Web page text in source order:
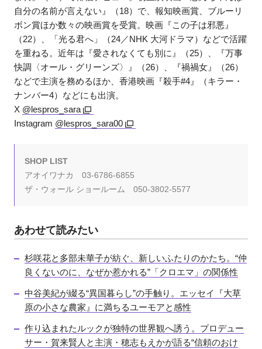
自分の名前が言えない』（18）で、報知映画賞、ブルーリ
ボン賞ほか数々の映画賞を受賞。映画『この子は邪悪』
（22）、「光る君へ」（24／NHK 大河ドラマ）などで活躍
を重ねる。近年は『愛されなくても別に』（25）、『万事
快調〈オール・グリーンズ〉』（26）、『禍禍女』（26）
などで主演を務めるほか、香港映画『殺手#4』（キラー・
ナンバー4）などにも出演。
X @lespros_sara
Instagram @lespros_sara00
SHOP LIST
アオイワナカ 03-6786-6855
ザ・ウォール ショールーム 050-3802-5577
あわせて読みたい
杉咲花と多部未華子が紡ぐ、新しいふたりのかたち。“仲
良くないのに、なぜか惹かれる”「クロエマ」の関係性
中谷美紀が綴る“異国暮らし”の手触り。エッセイ『大草
原の小さな農家』に満ちるユーモアと感性
作り込まれたルックが独特の世界観へ誘う。プロデュー
サー・賀来賢人と主演・穂志もえかが語る“信頼のおけ